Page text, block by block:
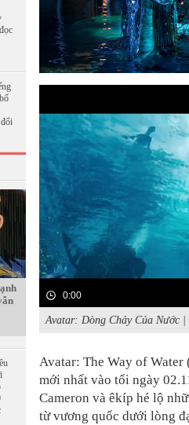
0:00
Avatar: Dòng Chảy Của Nước
Avatar: The Way of
mới nhất vào tối ngày
Cameron và êkíp hé lộ
từ vương quốc dưới lòng